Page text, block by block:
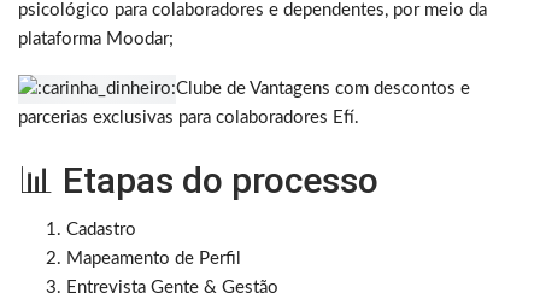
psicológico para colaboradores e dependentes, por meio da
plataforma Moodar;
Clube de Vantagens com descontos e
parcerias exclusivas para colaboradores Efí.
📊 Etapas do processo
Cadastro
Mapeamento de Perfil
Entrevista Gente & Gestão